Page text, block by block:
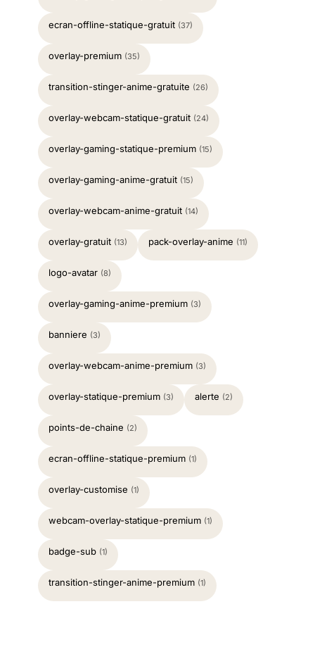
ecran-offline-statique-gratuit (37)
overlay-premium (35)
transition-stinger-anime-gratuite (26)
overlay-webcam-statique-gratuit (24)
overlay-gaming-statique-premium (15)
overlay-gaming-anime-gratuit (15)
overlay-webcam-anime-gratuit (14)
overlay-gratuit (13) pack-overlay-anime (11)
logo-avatar (8)
overlay-gaming-anime-premium (3)
banniere (3)
overlay-webcam-anime-premium (3)
overlay-statique-premium (3) alerte (2)
points-de-chaine (2)
ecran-offline-statique-premium (1)
overlay-customise (1)
webcam-overlay-statique-premium (1)
badge-sub (1)
transition-stinger-anime-premium (1)